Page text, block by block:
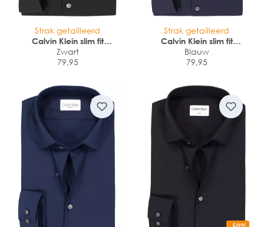
Strak getailleerd
Calvin Klein slim fit
overhemd
Zwart
79,95
Strak getailleerd
Calvin Klein slim fit
overhemd
Blauw
79,95